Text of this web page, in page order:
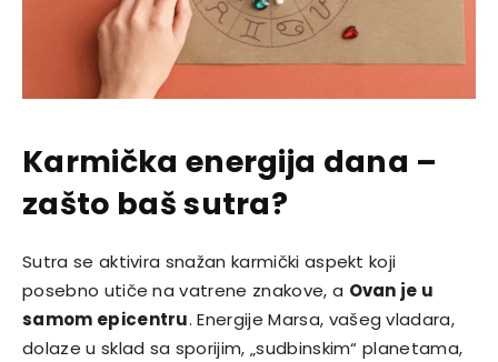
Karmička energija dana –
zašto baš sutra?
Sutra se aktivira snažan karmički aspekt koji
posebno utiče na vatrene znakove, a Ovan je u
samom epicentru. Energije Marsa, vašeg vladara,
dolaze u sklad sa sporijim, „sudbinskim“ planetama,